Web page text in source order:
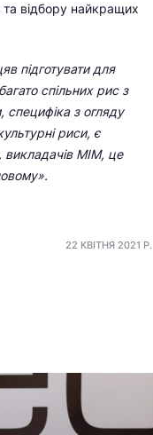
та відбору найкращих
підготувати для
спільних рис з
специфіка з огляду
риси, є
викладачів МІМ, це
22 КВІТНЯ 2021 Р.